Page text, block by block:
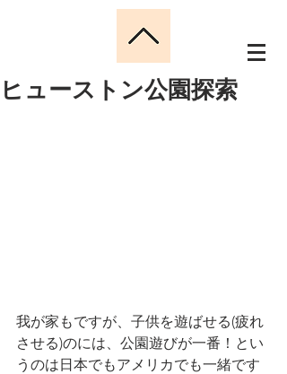
ヒューストン公園探索
我が家もですが、子供を遊ばせる(疲れ
させる)のには、公園遊びが一番！とい
うのは日本でもアメリカでも一緒です